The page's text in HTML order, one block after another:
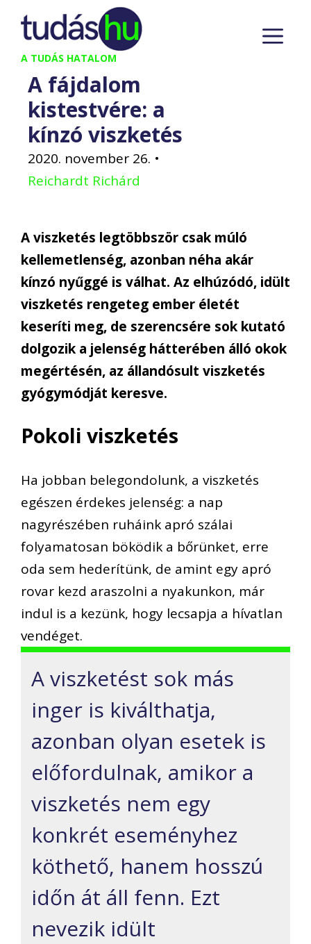
Kilépés
tartalomba
A TUDÁS HATALOM
A fájdalom
kistestvére: a
kínzó viszketés
2020. november 26. •
Reichardt Richárd
A viszketés legtöbbször csak múló
kellemetlenség, azonban néha akár
kínzó nyűggé is válhat. Az elhúzódó, idült
viszketés rengeteg ember életét
keseríti meg, de szerencsére sok kutató
dolgozik a jelenség hátterében álló okok
megértésén, az állandósult viszketés
gyógymódját keresve.
Pokoli viszketés
Ha jobban belegondolunk, a viszketés
egészen érdekes jelenség: a nap
nagyrészében ruháink apró szálai
folyamatosan böködik a bőrünket, erre
oda sem hederítünk, de amint egy apró
rovar kezd araszolni a nyakunkon, már
indul is a kezünk, hogy lecsapja a hívatlan
vendéget.
A viszketést sok más
inger is kiválthatja,
azonban olyan esetek is
előfordulnak, amikor a
viszketés nem egy
konkrét eseményhez
köthető, hanem hosszú
időn át áll fenn. Ezt
nevezik idült